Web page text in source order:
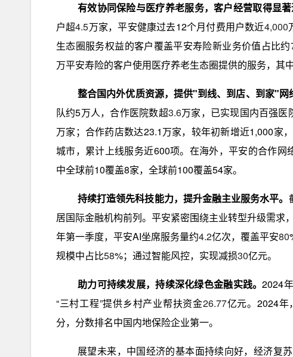
有效协同保险与医疗养老服务，客户经营取得显
户超4.5万家，平安健康过去12个月付费用户数近4,000
生态圈服务权益的客户覆盖平安寿险新业务价值占比约
万平安寿险的客户使用医疗养老生态圈提供的服务，其
整合国内外优质资源，提供"到线、到店、到家"网
队约5万人，合作医院数超3.6万家，已实现国内百强医
万家；合作药店数达23.1万家，较年初新增近1,000家
城市，累计上线服务近600项。在海外，平安的合作
中全球前10覆盖8家，全球前100覆盖54家。
持续打造领先科技能力，提升金融主业服务水平。
居国际金融机构前列。平安紧密围绕主业转型升级需
年第一季度，平安AI坐席服务量约4.2亿次，覆盖平安80
规模中占比58%；通过智能风控，实现减损30亿元。
助力可持续发展，持续深化绿色金融实践。2024
“三村工程”提供乡村产业帮扶资金26.77亿元。2024年
分，分数排名中国内地保险企业第一。
展望未来，中国经济的基本面持续向好，经济复